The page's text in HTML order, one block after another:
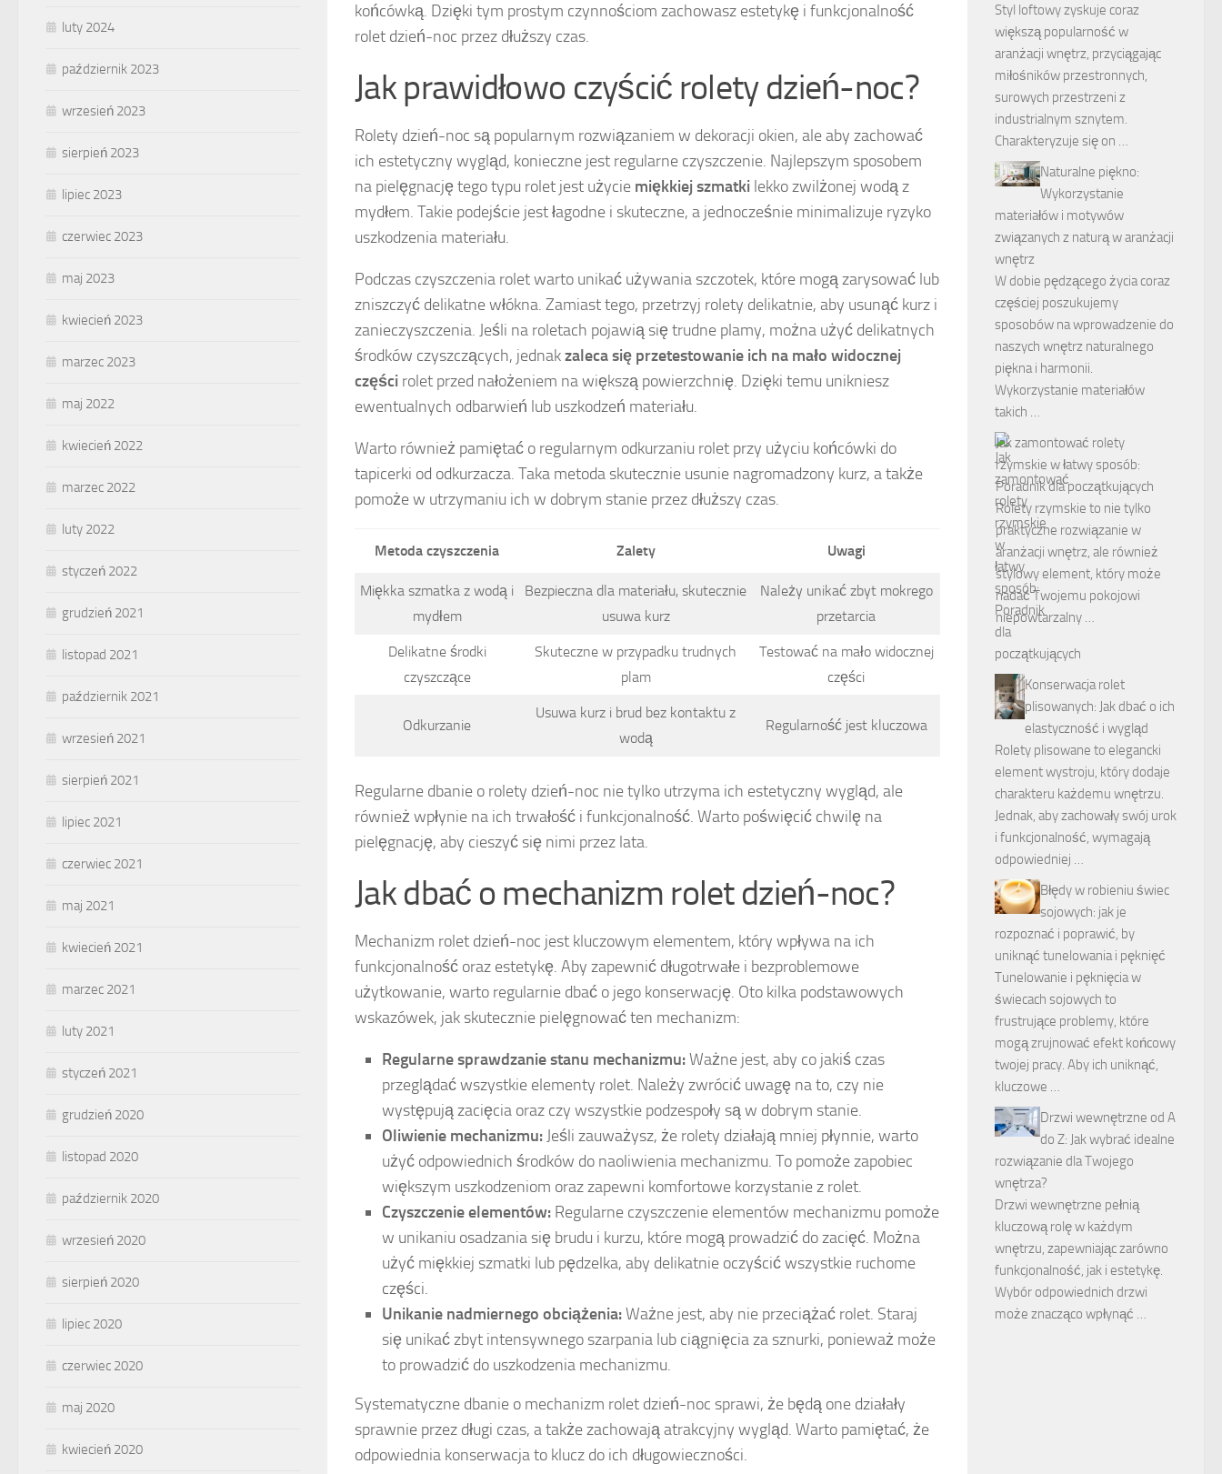
końcówką. Dzięki tym prostym czynnościom zachowasz estetykę i funkcjonalność
rolet dzień-noc przez dłuższy czas.
Jak prawidłowo czyścić rolety dzień-noc?
Rolety dzień-noc są popularnym rozwiązaniem w dekoracji okien, ale aby zachować
ich estetyczny wygląd, konieczne jest regularne czyszczenie. Najlepszym sposobem
na pielęgnację tego typu rolet jest użycie miękkiej szmatki lekko zwilżonej wodą z
mydłem. Takie podejście jest łagodne i skuteczne, a jednocześnie minimalizuje ryzyko
uszkodzenia materiału.
Podczas czyszczenia rolet warto unikać używania szczotek, które mogą zarysować lub
zniszczyć delikatne włókna. Zamiast tego, przetrzyj rolety delikatnie, aby usunąć kurz i
zanieczyszczenia. Jeśli na roletach pojawią się trudne plamy, można użyć delikatnych
środków czyszczących, jednakzaleca się przetestowanie ich na mało widocznej
części rolet przed nałożeniem na większą powierzchnię. Dzięki temu unikniesz
ewentualnych odbarwień lub uszkodzeń materiału.
Warto również pamiętać o regularnym odkurzaniu rolet przy użyciu końcówki do
tapicerki od odkurzacza. Taka metoda skutecznie usunie nagromadzony kurz, a także
pomoże w utrzymaniu ich w dobrym stanie przez dłuższy czas.
Metoda czyszczenia Zalety Uwagi
Miękka szmatka z wodą i
mydłem
Bezpieczna dla materiału, skutecznie
usuwa kurz
Należy unikać zbyt mokrego
przetarcia
Delikatne środki
czyszczące
Skuteczne w przypadku trudnych
plam
Testować na mało widocznej
części
Odkurzanie
Usuwa kurz i brud bez kontaktu z
wodą
Regularność jest kluczowa
Regularne dbanie o rolety dzień-noc nie tylko utrzyma ich estetyczny wygląd, ale
również wpłynie na ich trwałość i funkcjonalność. Warto poświęcić chwilę na
pielęgnację, aby cieszyć się nimi przez lata.
Jak dbać o mechanizm rolet dzień-noc?
Mechanizm rolet dzień-noc jest kluczowym elementem, który wpływa na ich
funkcjonalność oraz estetykę. Aby zapewnić długotrwałe i bezproblemowe
użytkowanie, warto regularnie dbać o jego konserwację. Oto kilka podstawowych
wskazówek, jak skutecznie pielęgnować ten mechanizm:
Regularne sprawdzanie stanu mechanizmu:Ważne jest, aby co jakiś czas
przeglądać wszystkie elementy rolet. Należy zwrócić uwagę na to, czy nie
występują zacięcia oraz czy wszystkie podzespoły są w dobrym stanie.
Oliwienie mechanizmu: Jeśli zauważysz, że rolety działają mniej płynnie, warto
użyć odpowiednich środków do naoliwienia mechanizmu. To pomoże zapobiec
większym uszkodzeniom oraz zapewni komfortowe korzystanie z rolet.
Czyszczenie elementów: Regularne czyszczenie elementów mechanizmu pomoże
w unikaniu osadzania się brudu i kurzu, które mogą prowadzić do zacięć. Można
użyć miękkiej szmatki lub pędzelka, aby delikatnie oczyścić wszystkie ruchome
części.
Unikanie nadmiernego obciążenia:Ważne jest, aby nie przeciążać rolet. Staraj
się unikać zbyt intensywnego szarpania lub ciągnięcia za sznurki, ponieważ może
to prowadzić do uszkodzenia mechanizmu.
Systematyczne dbanie o mechanizm rolet dzień-noc sprawi, że będą one działały
sprawnie przez długi czas, a także zachowają atrakcyjny wygląd. Warto pamiętać, że
odpowiednia konserwacja to klucz do ich długowieczności.
luty 2024
październik 2023
wrzesień 2023
sierpień 2023
lipiec 2023
czerwiec 2023
maj 2023
kwiecień 2023
marzec 2023
maj 2022
kwiecień 2022
marzec 2022
luty 2022
styczeń 2022
grudzień 2021
listopad 2021
październik 2021
wrzesień 2021
sierpień 2021
lipiec 2021
czerwiec 2021
maj 2021
kwiecień 2021
marzec 2021
luty 2021
styczeń 2021
grudzień 2020
listopad 2020
październik 2020
wrzesień 2020
sierpień 2020
lipiec 2020
czerwiec 2020
maj 2020
kwiecień 2020
Styl loftowy zyskuje coraz
większą popularność w
aranżacji wnętrz, przyciągając
miłośników przestronnych,
surowych przestrzeni z
industrialnym sznytem.
Charakteryzuje się on …
Naturalne piękno:
Wykorzystanie
materiałów i motywów
związanych z naturą w aranżacji
wnętrz
W dobie pędzącego życia coraz
częściej poszukujemy
sposobów na wprowadzenie do
naszych wnętrz naturalnego
piękna i harmonii.
Wykorzystanie materiałów
takich …
Jak zamontować rolety
rzymskie w łatwy sposób:
Poradnik dla początkujących
Rolety rzymskie to nie tylko
praktyczne rozwiązanie w
aranżacji wnętrz, ale również
stylowy element, który może
nadać Twojemu pokojowi
niepowtarzalny …
Konserwacja rolet
plisowanych: Jak dbać o ich
elastyczność i wygląd
Rolety plisowane to elegancki
element wystroju, który dodaje
charakteru każdemu wnętrzu.
Jednak, aby zachowały swój urok
i funkcjonalność, wymagają
odpowiedniej …
Błędy w robieniu świec
sojowych: jak je
rozpoznać i poprawić, by
uniknąć tunelowania i pęknięć
Tunelowanie i pęknięcia w
świecach sojowych to
frustrujące problemy, które
mogą zrujnować efekt końcowy
twojej pracy. Aby ich uniknąć,
kluczowe …
Drzwi wewnętrzne od A
do Z: Jak wybrać idealne
rozwiązanie dla Twojego
wnętrza?
Drzwi wewnętrzne pełnią
kluczową rolę w każdym
wnętrzu, zapewniając zarówno
funkcjonalność, jak i estetykę.
Wybór odpowiednich drzwi
może znacząco wpłynąć …